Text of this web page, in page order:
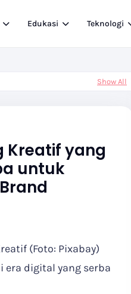
Edukasi Teknologi
Show All
Kreatif yang
untuk
(Foto: Pixabay)
era digital yang serba